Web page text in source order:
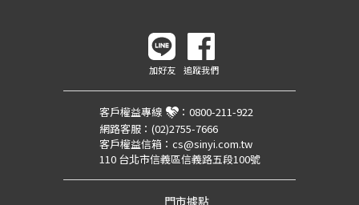
加好友 追蹤我們
客戶權益專線 ： 0800-211-922
網路客服： (02)2755-7666
客戶權益信箱： cs@sinyi.com.tw
110 台北市信義區信義路五段100號
門市據點